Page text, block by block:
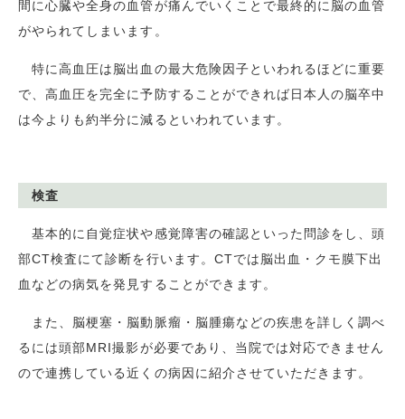
間に心臓や全身の血管が痛んでいくことで最終的に脳の血管
がやられてしまいます。
特に高血圧は脳出血の最大危険因子といわれるほどに重要
で、高血圧を完全に予防することができれば日本人の脳卒中
は今よりも約半分に減るといわれています。
検査
基本的に自覚症状や感覚障害の確認といった問診をし、頭
部CT検査にて診断を行います。 CTでは脳出血・クモ膜下出
血などの病気を発見することができます。
また、脳梗塞・脳動脈瘤・脳腫瘍などの疾患を詳しく調べ
るには頭部MRI撮影が必要であり、当院では対応できません
ので連携している近くの病因に紹介させていただきます。